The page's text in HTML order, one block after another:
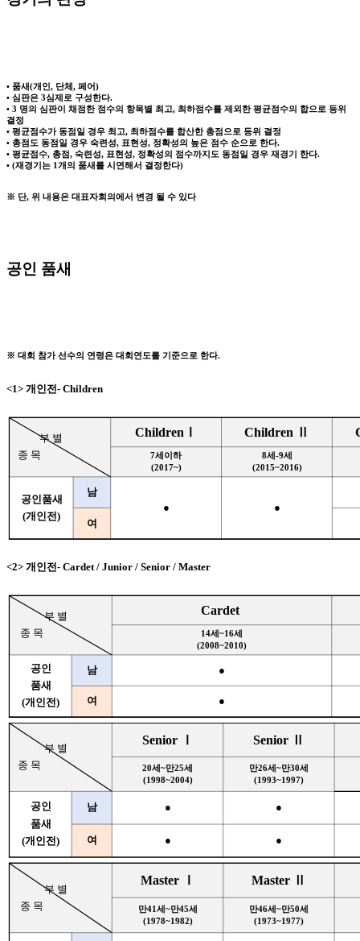
• 품새(개인, 단체, 페어)
• 심판은 3심제로 구성한다.
• 3 명의 심판이 채점한 점수의 항목별 최고, 최하점수를 제외한 평균점수의 합으로 등위
결정
• 평균점수가 동점일 경우 최고, 최하점수를 합산한 총점으로 등위 결정
• 총점도 동점일 경우 숙련성, 표현성, 정확성의 높은 점수 순으로 한다.
• 평균점수, 총점, 숙련성, 표현성, 정확성의 점수까지도 동점일 경우 재경기 한다.
• (재경기는 1개의 품새를 시연해서 결정한다)
※ 단, 위 내용은 대표자회의에서 변경 될 수 있다
공인 품새
※ 대회 참가 선수의 연령은 대회연도를 기준으로 한다.
<1> 개인전- Children
부 별
종 목
ChildrenⅠ Children Ⅱ
7세이하
(2017~)
8세-9세
(2015~2016)
공인품새
(개인전)
남
●
●
여
<2> 개인전- Cardet / Junior / Senior / Master
부 별
종 목
Cardet
14세~16세
(2008~2010)
공인
품새
(개인전)
남 ●
여 ●
부 별
종 목
Senior Ⅰ Senior Ⅱ
20세~만25세
(1998~2004)
만26세~만30세
(1993~1997)
공인
품새
(개인전)
남 ● ●
여 ● ●
부 별
종 목
Master Ⅰ Master Ⅱ
만41세~만45세
(1978~1982)
만46세~만50세
(1973~1977)